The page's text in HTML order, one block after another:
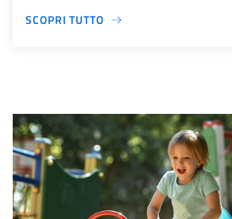
SCOPRI TUTTO